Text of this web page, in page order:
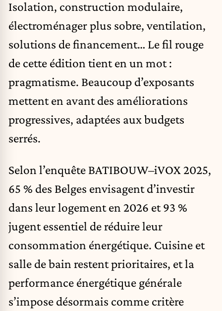
Isolation, construction modulaire,
électroménager plus sobre, ventilation,
solutions de financement… Le fil rouge
de cette édition tient en un mot :
pragmatisme. Beaucoup d’exposants
mettent en avant des améliorations
progressives, adaptées aux budgets
serrés.
Selon l’enquête BATIBOUW–iVOX 2025,
65 % des Belges envisagent d’investir
dans leur logement en 2026 et 93 %
jugent essentiel de réduire leur
consommation énergétique. Cuisine et
salle de bain restent prioritaires, et la
performance énergétique générale
s’impose désormais comme critère